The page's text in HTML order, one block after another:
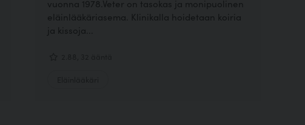
vuonna 1978.Veter on tasokas ja monipuolinen
eläinlääkäriasema. Klinikalla hoidetaan koiria
ja kissoja...